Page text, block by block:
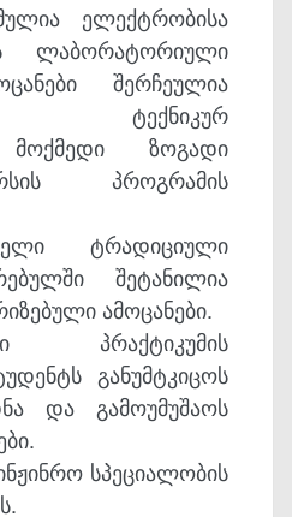
ელექტრობისა
ლაბორატორიული
შერჩეულია
ტექნიკურ
მოქმედი ზოგადი
პროგრამის
ტრადიციული
შეტანილია
ამოცანები.
პრაქტიკუმის
განუმტკიცოს
და გამოუმუშაოს
სპეციალობის